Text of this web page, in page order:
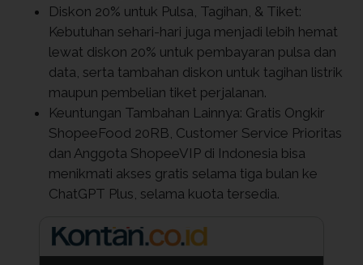
Diskon 20% untuk Pulsa, Tagihan, & Tiket:
Kebutuhan sehari-hari juga menjadi lebih hemat
lewat diskon 20% untuk pembayaran pulsa dan
data, serta tambahan diskon untuk tagihan listrik
maupun pembelian tiket perjalanan.
Keuntungan Tambahan Lainnya: Gratis Ongkir
ShopeeFood 20RB, Customer Service Prioritas
dan Anggota ShopeeVIP di Indonesia bisa
menikmati akses gratis selama tiga bulan ke
ChatGPT Plus, selama kuota tersedia.